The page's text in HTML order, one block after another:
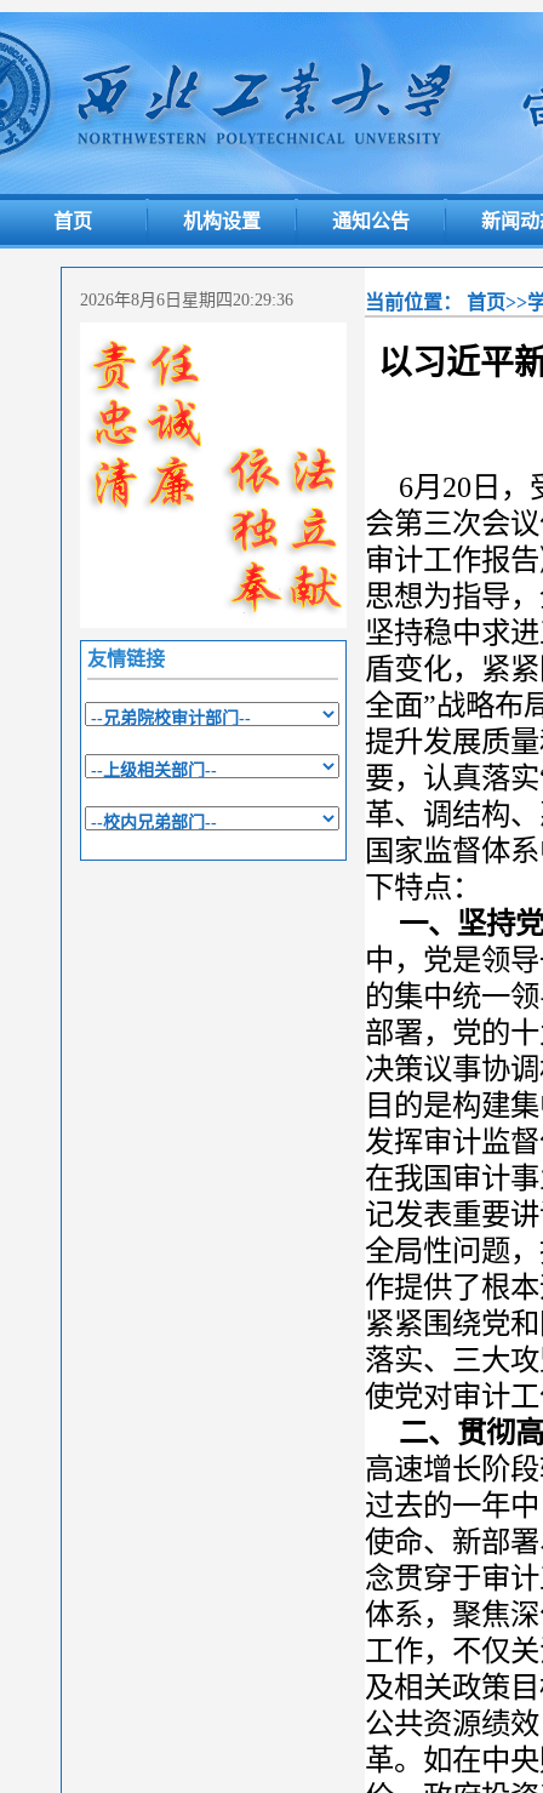
首页 机构设置 通知公告 新闻
2026年8月6日星期四20:29:37
友情链接
当前位置： 首页>>
以习近平
6月20日
会第三次会
审计工作报
思想为指导
坚持稳中求
盾变化，紧
全面”战略布
提升发展质
要，认真落
革、调结构
国家监督体
下特点：
一、坚持
中，党是领
的集中统一
部署，党的
决策议事协
目的是构建
发挥审计监
在我国审计
记发表重要
全局性问题
作提供了根
紧紧围绕党
落实、三大
使党对审计
二、贯彻
高速增长阶
过去的一年
使命、新部
念贯穿于审
体系，聚焦
工作，不仅
及相关政策
公共资源绩
革。如在中